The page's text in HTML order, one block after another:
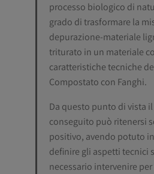
processo biologico di
grado di trasformare la
depurazione-materiale
triturato in un materiale
caratteristiche tecniche
Compostato con Fanghi.
Da questo punto di vista
conseguito può ritenersi
positivo, avendo potuto
definire gli aspetti tecnici
necessario intervenire